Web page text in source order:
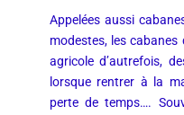
Appelées aussi
modestes, les
agricole d’autrefois,
lorsque rentrer à la
perte de temps….